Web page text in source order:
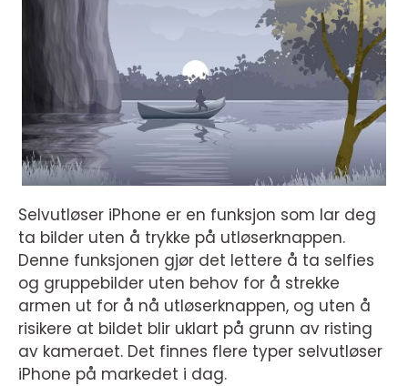
Selvutløser iPhone er en funksjon som lar deg
ta bilder uten å trykke på utløserknappen.
Denne funksjonen gjør det lettere å ta selfies
og gruppebilder uten behov for å strekke
armen ut for å nå utløserknappen, og uten å
risikere at bildet blir uklart på grunn av risting
av kameraet. Det finnes flere typer selvutløser
iPhone på markedet i dag.